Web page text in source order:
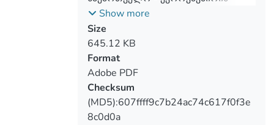
სავაჭრო - ეკონომიკური
ურთიერთობების პერსპექტივები
Show more
Size
645.12 KB
Format
Adobe PDF
Checksum
(MD5):607ffff9c7b24ac74c617f0f3e
8c0d0a